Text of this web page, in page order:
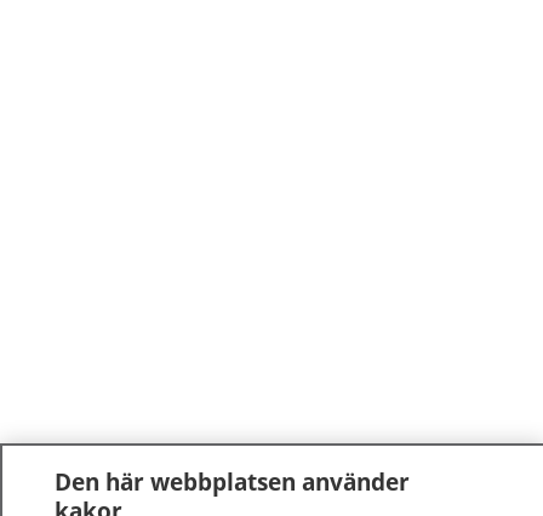
Den här webbplatsen använder